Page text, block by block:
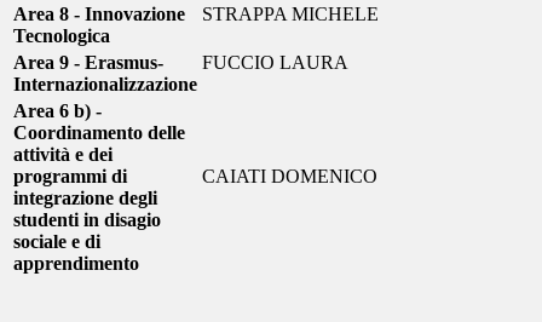
Area 8 - Innovazione
Tecnologica
STRAPPA MICHELE
Area 9 - Erasmus-
Internazionalizzazione
FUCCIO LAURA
Area 6 b) -
Coordinamento delle
attività e dei
programmi di
integrazione degli
studenti in disagio
sociale e di
apprendimento
CAIATI DOMENICO